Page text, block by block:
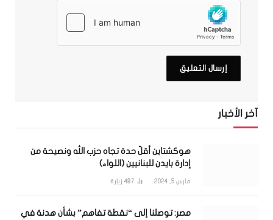
آخر الأخبار
هوكشتاين أقلّ حدة تجاه حزب الله ونصيحة من
إدارة بايدن للبنانيين (اللواء)
مارس 5, 2024 487 زيارة
مصر: توصلنا إلى “نقطة تفاهم” بشأن هدنة في